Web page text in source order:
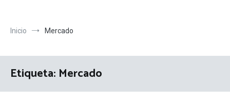
Inicio Mercado
Etiqueta: Mercado